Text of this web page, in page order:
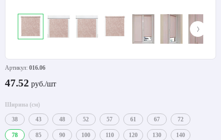
Артикул: 016.06
47.52 руб./шт
Ширина (см)
38 43 48 52 57 61 67 72
78 85 90 100 110 120 130 140